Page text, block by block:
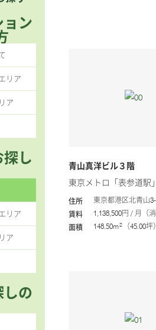
リア
ア
リア
ア
青山真洋ビル３階
東京メトロ「表参道駅
住所 東京都港区北青山
賃料 1,138,500円 / 月（
面積 148.50m2 （45.00坪